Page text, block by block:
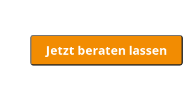
Jetzt beraten lassen